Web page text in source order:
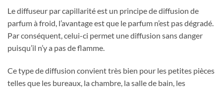
Le diffuseur par capillarité est un principe de diffusion de
parfum à froid, l’avantage est que le parfum n’est pas dégradé.
Par conséquent, celui-ci permet une diffusion sans danger
puisqu’il n’y a pas de flamme.
Ce type de diffusion convient très bien pour les petites pièces
telles que les bureaux, la chambre, la salle de bain, les